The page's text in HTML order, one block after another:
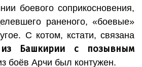
боевого соприкосновения,
раненого, «боевые»
С котом, кстати, связана
Башкирии с позывным
боёв Арчи был контужен.